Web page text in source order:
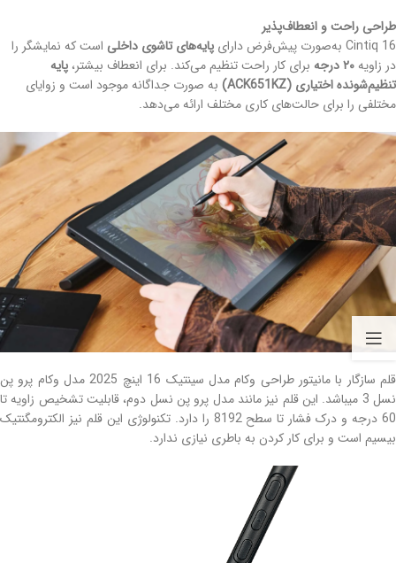
طراحی راحت و انعطاف‌پذیر
Cintiq 16 به‌صورت پیش‌فرض دارای
پایه‌های تاشوی داخلی است که نمایشگر را
در زاویه۲۰ درجه برای کار راحت تنظیم می‌کند. برای انعطاف بیشتر، پایه
تنظیم‌شونده اختیاری (ACK651KZ)
به صورت جداگانه موجود است و زوایای
مختلفی را برای حالت‌های کاری مختلف ارائه می‌دهد.
قلم سازگار با مانیتور طراحی وکام مدل سینتیک 16 اینچ 2025 مدل وکام پرو پن
نسل 3 میباشد. این قلم نیز مانند مدل پرو پن نسل دوم، قابلیت تشخیص زاویه تا
60 درجه و درک فشار تا سطح 8192 را دارد. تکنولوژی این قلم نیز الکترومگنتیک
بیسیم است و برای کار کردن به باطری نیازی ندارد.